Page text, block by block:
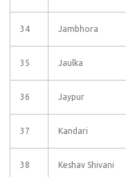
34 Jambhora
35 Jaulka
36 Jaypur
37 Kandari
38 Keshav Shivani